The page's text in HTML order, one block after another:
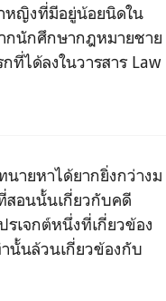
หญิงที่มีอยู่น้อยนิดใน
กนักศึกษากฎหมายชาย
ที่ได้ลงในวารสาร Law
ายหาได้ยากยิ่งกว่างม
สอนนั้นเกี่ยวกับคดี
รเจกต์หนึ่งที่เกี่ยวข้อง
นั้นล้วนเกี่ยวข้องกับ